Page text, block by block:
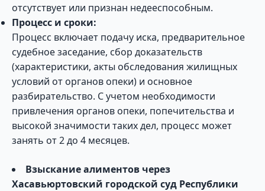
отсутствует или признан недееспособным.
Процесс и сроки:
Процесс включает подачу иска, предварительное
судебное заседание, сбор доказательств
(характеристики, акты обследования жилищных
условий от органов опеки) и основное
разбирательство. С учетом необходимости
привлечения органов опеки, попечительства и
высокой значимости таких дел, процесс может
занять от 2 до 4 месяцев.
Взыскание алиментов через
Хасавьюртовский городской суд Республики